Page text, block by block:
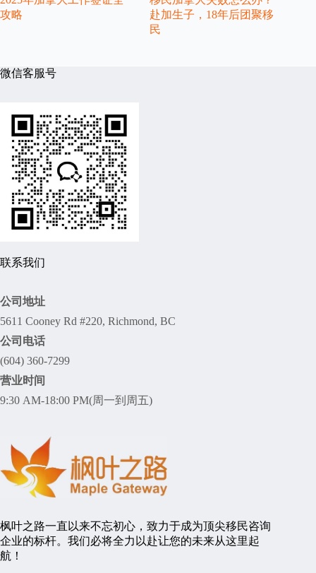
攻略
赴加生子，18年后团聚移
民
微信客服号
联系我们
公司地址
5611 Cooney Rd #220, Richmond, BC
公司电话
(604) 360-7299
营业时间
9:30 AM-18:00 PM(周一到周五)
枫叶之路一直以来不忘初心，致力于成为顶尖移民咨询
企业的标杆。我们必将全力以赴让您的未来从这里起
航！